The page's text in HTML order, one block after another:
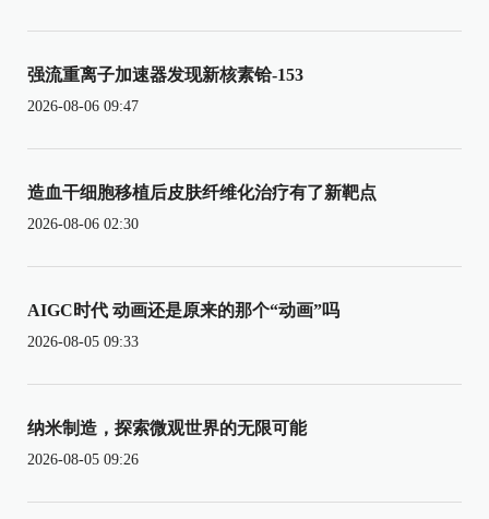
强流重离子加速器发现新核素铪-153
2026-08-06 09:47
造血干细胞移植后皮肤纤维化治疗有了新靶点
2026-08-06 02:30
AIGC时代 动画还是原来的那个“动画”吗
2026-08-05 09:33
纳米制造，探索微观世界的无限可能
2026-08-05 09:26